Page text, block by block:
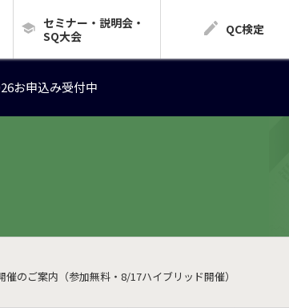
セミナー・説明会・
SQ大会
QC検定
お申込み受付中
お申込み受付中
のご案内（参加無料・8/17ハイブリッド開催）